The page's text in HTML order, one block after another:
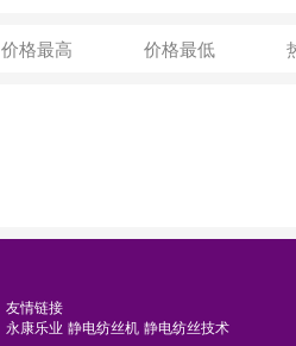
价格最高 价格最低
友情链接
永康乐业 静电纺丝机 静电纺丝技术